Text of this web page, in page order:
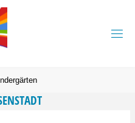
ENSTADT